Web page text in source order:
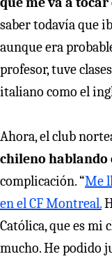
saber todavía que
aunque era
profesor, tuve
italiano como el
Ahora, el club
chileno hablando
complicación. “Me
en el CF Montreal.
Católica, que es mi
mucho. He podido